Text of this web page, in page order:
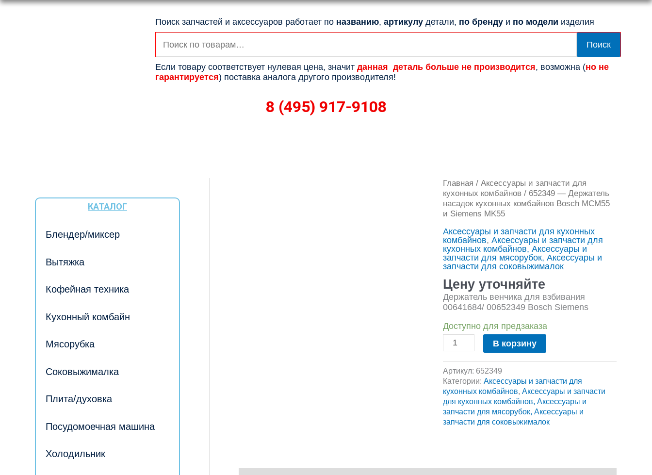
Поиск запчастей и аксессуаров работает по названию, артикулу детали, по бренду и по модели изделия
Поиск
Если товару соответствует нулевая цена, значит данная деталь больше не производится, возможна (но не
гарантируется) поставка аналога другого производителя!
8 (495) 917-9108
КАТАЛОГ
Блендер/миксер
Вытяжка
Кофейная техника
Кухонный комбайн
Мясорубка
Соковыжималка
Плита/духовка
Посудомоечная машина
Холодильник
Главная / Аксессуары и запчасти для
кухонных комбайнов/ 652349 — Держатель
насадок кухонных комбайнов Bosch MCM55
и Siemens MK55
Аксессуары и запчасти для кухонных
комбайнов, Аксессуары и запчасти для
кухонных комбайнов, Аксессуары и
запчасти для мясорубок, Аксессуары и
запчасти для соковыжималок
Цену уточняйте
Держатель венчика для взбивания
00641684/ 00652349 Bosch Siemens
Доступно для предзаказа
Количество
товара
652349
-
насадок
кухонных
комбайнов
Bosch
и
Siemens
MK55
В корзину
Артикул: 652349
Категории: Аксессуары и запчасти для
кухонных комбайнов, Аксессуары и запчасти
для кухонных комбайнов, Аксессуары и
запчасти для мясорубок, Аксессуары и
запчасти для соковыжималок